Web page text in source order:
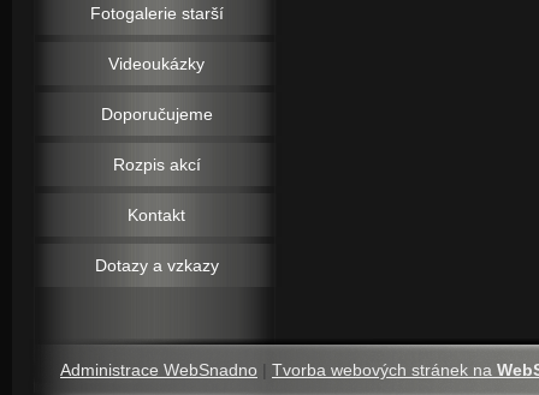
Fotogalerie starší
Videoukázky
Doporučujeme
Rozpis akcí
Kontakt
Dotazy a vzkazy
Administrace WebSnadno | Tvorba webových stránek na